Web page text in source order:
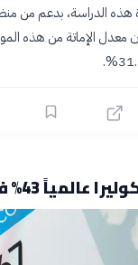
هذه الدراسة، بدعم من
معدل الإماتة من هذه
43% في مايو 2026